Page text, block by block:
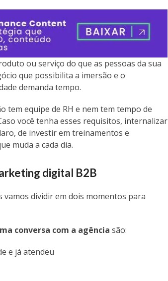
ou serviço do que as pessoas da sua
que possibilita a imersão e o
demanda tempo.
tem equipe de RH e nem tem tempo de
você tenha esses requisitos, internalizar
de investir em treinamentos e
muda a cada dia.
digital B2B
vamos dividir em dois momentos para
conversa com a agência são:
e já atendeu